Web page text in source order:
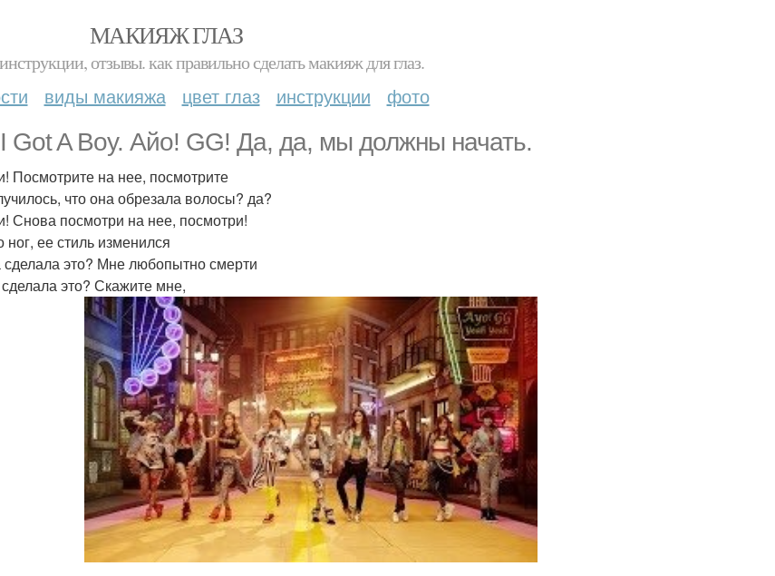
МАКИЯЖ ГЛАЗ
отзывы. как правильно сделать макияж для глаз.
виды макияжа цвет глаз инструкции фото
Got A Boy. Айо! GG! Да, да, мы должны начать.
Посмотрите на нее, посмотрите
что она обрезала волосы? да?
Снова посмотри на нее, посмотри!
ее стиль изменился
это? Мне любопытно смерти
это? Скажите мне,